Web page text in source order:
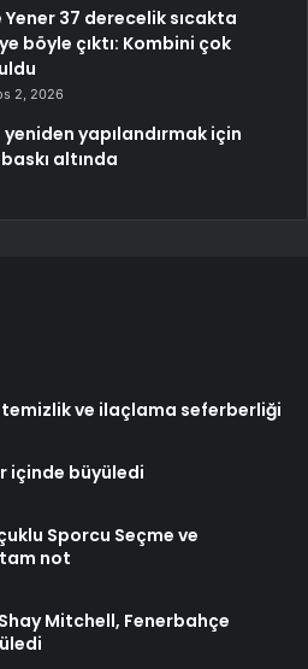
Yener 37 derecelik sıcakta
böyle çıktı: Kombini çok
2, 2026
yapılandırmak için
altında
ve ilaçlama seferberliği
içinde büyüledi
Sporcu Seçme ve
not
Mitchell, Fenerbahçe